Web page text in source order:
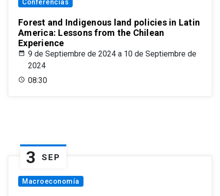
Conferencias
Forest and Indigenous land policies in Latin
America: Lessons from the Chilean
Experience
9 de Septiembre de 2024 a 10 de Septiembre de
2024
08:30
3 SEP
Macroeconomía